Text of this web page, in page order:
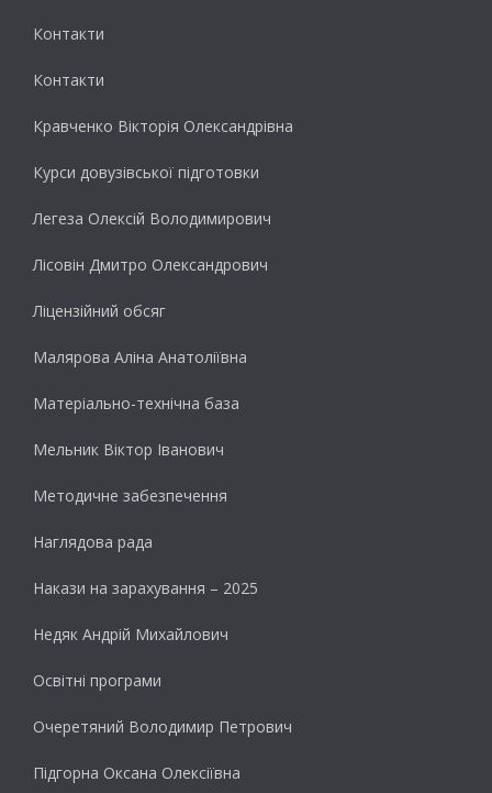
Контакти
Контакти
Кравченко Вікторія Олександрівна
Курси довузівської підготовки
Легеза Олексій Володимирович
Лісовін Дмитро Олександрович
Ліцензійний обсяг
Малярова Аліна Анатоліївна
Матеріально-технічна база
Мельник Віктор Іванович
Методичне забезпечення
Наглядова рада
Накази на зарахування – 2025
Недяк Андрій Михайлович
Освітні програми
Очеретяний Володимир Петрович
Підгорна Оксана Олексіївна